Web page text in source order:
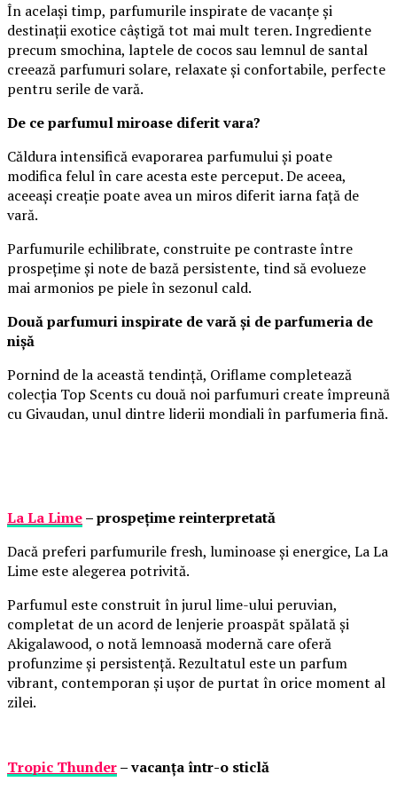
În același timp, parfumurile inspirate de vacanțe și
destinații exotice câștigă tot mai mult teren. Ingrediente
precum smochina, laptele de cocos sau lemnul de santal
creează parfumuri solare, relaxate și confortabile, perfecte
pentru serile de vară.
De ce parfumul miroase diferit vara?
Căldura intensifică evaporarea parfumului și poate
modifica felul în care acesta este perceput. De aceea,
aceeași creație poate avea un miros diferit iarna față de
vară.
Parfumurile echilibrate, construite pe contraste între
prospețime și note de bază persistente, tind să evolueze
mai armonios pe piele în sezonul cald.
Două parfumuri inspirate de vară și de parfumeria de
nișă
Pornind de la această tendință, Oriflame completează
colecția Top Scents cu două noi parfumuri create împreună
cu Givaudan, unul dintre liderii mondiali în parfumeria fină.
La La Lime– prospețime reinterpretată
Dacă preferi parfumurile fresh, luminoase și energice, La La
Lime este alegerea potrivită.
Parfumul este construit în jurul lime-ului peruvian,
completat de un acord de lenjerie proaspăt spălată și
Akigalawood, o notă lemnoasă modernă care oferă
profunzime și persistență. Rezultatul este un parfum
vibrant, contemporan și ușor de purtat în orice moment al
zilei.
Tropic Thunder– vacanța într-o sticlă